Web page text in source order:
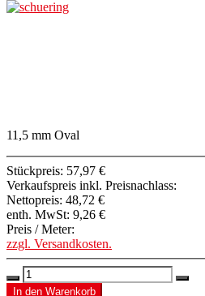
11,5 mm Oval
Stückpreis: 57,97 €
Verkaufspreis inkl. Preisnachlass:
Nettopreis: 48,72 €
enth. MwSt: 9,26 €
Preis / Meter:
zzgl. Versandkosten.